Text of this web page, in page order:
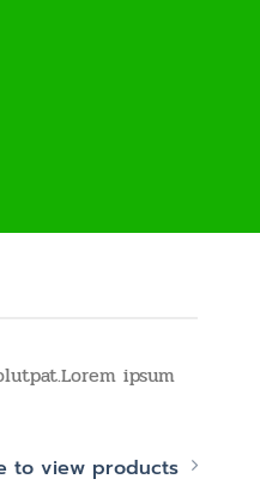
ipsum
to view products